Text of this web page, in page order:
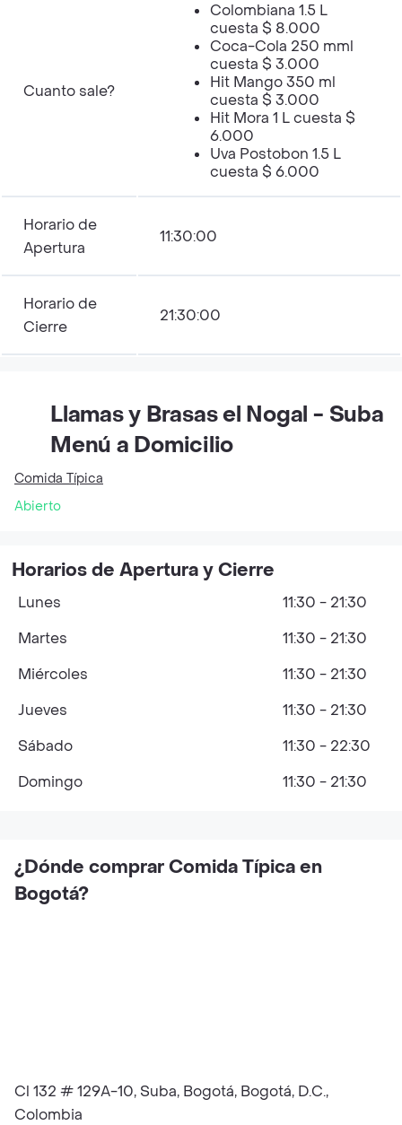
Cuanto sale?
Colombiana 1.5 L
cuesta $ 8.000
Coca-Cola 250 mml
cuesta $ 3.000
Hit Mango 350 ml
cuesta $ 3.000
Hit Mora 1 L cuesta $
6.000
Uva Postobon 1.5 L
cuesta $ 6.000
Horario de
Apertura
11:30:00
Horario de
Cierre
21:30:00
Llamas y Brasas el Nogal - Suba
Menú a Domicilio
Comida Típica
Abierto
¿Dónde comprar Comida Típica en
Bogotá?
Cl 132 # 129A-10, Suba, Bogotá, Bogotá, D.C.,
Colombia
Horarios de Apertura y Cierre
Lunes
11:30 - 21:30
Martes
11:30 - 21:30
Miércoles
11:30 - 21:30
Jueves
11:30 - 21:30
Sábado
11:30 - 22:30
Domingo
11:30 - 21:30